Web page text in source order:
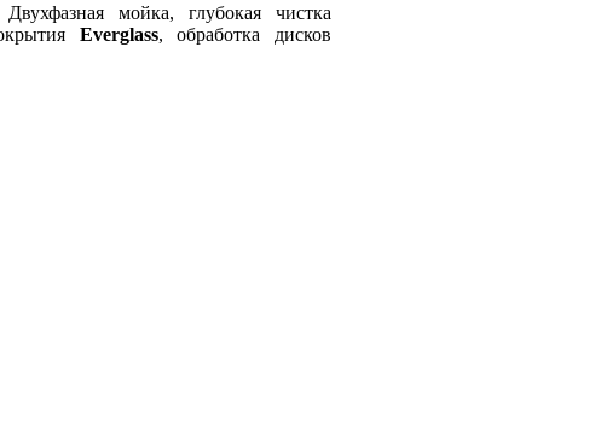
мойка, глубокая чистка
Everglass, обработка дисков